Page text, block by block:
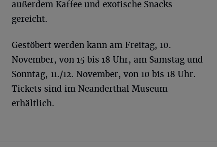
außerdem Kaffee und exotische Snacks
gereicht.
Gestöbert werden kann am Freitag, 10.
November, von 15 bis 18 Uhr, am Samstag und
Sonntag, 11./12. November, von 10 bis 18 Uhr.
Tickets sind im Neanderthal Museum
erhältlich.